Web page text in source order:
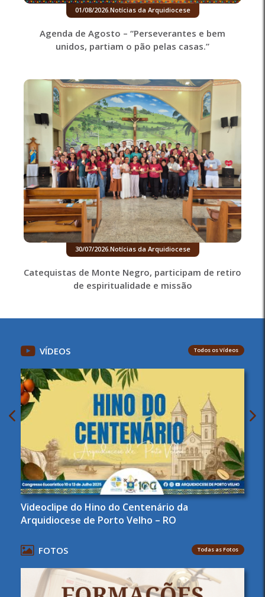
01/08/2026. Notícias da Arquidiocese
Agenda de Agosto – “Perseverantes e bem
unidos, partiam o pão pelas casas.”
30/07/2026. Notícias da Arquidiocese
Catequistas de Monte Negro, participam de retiro
de espiritualidade e missão
VÍDEOS Todos os Vídeos
Videoclipe do Hino do Centenário da
Arquidiocese de Porto Velho – RO
FOTOS Todas as Fotos